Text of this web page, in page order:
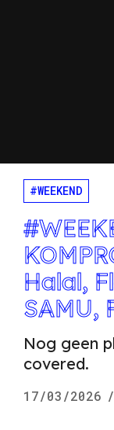
#WEEKEND
Halal,
SAMU,
Nog geen
covered.
17/03/2026 /